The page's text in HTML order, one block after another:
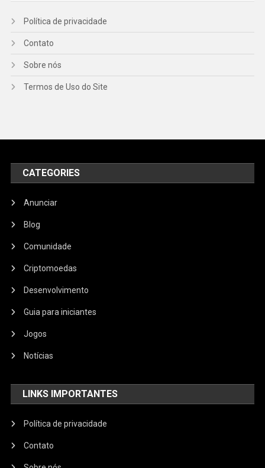
Política de privacidade
Contato
Sobre nós
Termos de Uso do Site
CATEGORIES
Anunciar
Blog
Comunidade
Criptomoedas
Desenvolvimento
Guia para iniciantes
Jogos
Notícias
LINKS IMPORTANTES
Política de privacidade
Contato